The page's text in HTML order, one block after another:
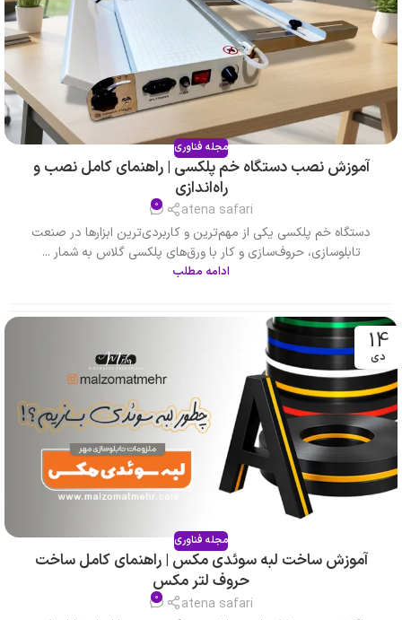
مجله فناوری
آموزش نصب دستگاه خم پلکسی | راهنمای کامل نصب و
راه‌اندازی
atena safari
0
دستگاه خم پلکسی یکی از مهم‌ترین و کاربردی‌ترین ابزارها در صنعت
تابلوسازی، حروف‌سازی و کار با ورق‌های پلکسی گلاس به شمار ...
ادامه مطلب
14
دی
مجله فناوری
آموزش ساخت لبه سوئدی مکس | راهنمای کامل ساخت
حروف لتر مکس
atena safari
0